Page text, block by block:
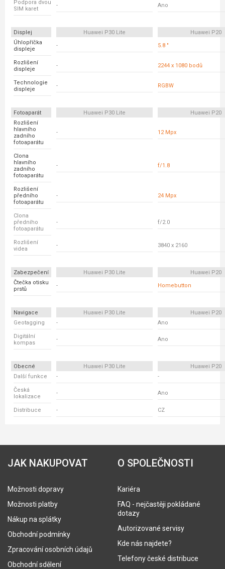
Podpora dvou
SIM karet
- Ano
Displej Huawei P30 Lite
Huawei P20
Úhlopříčka
displeje
- 5.8 "
Rozlišení
displeje
- 2244 x 1080 bodů
Technologie
displeje
- RGBW
Fotoaparát Huawei P30 Lite
Huawei P20
Rozlišení
hlavního
zadního
fotoaparátu
- 12 Mpx
Clona
hlavního
zadního
fotoaparátu
- f/1.8
Rozlišení
předního
fotoaparátu
- 24 Mpx
Clona
předního
fotoaparátu
- f/2.0
Rozlišení
videa
- 3840 x 2160
Zabezpečení Huawei P30 Lite
Huawei P20
Čtečka otisku
prstů
- Homebutton
Navigace Huawei P30 Lite
Huawei P20
Geotagging
- Ano
Digitální
kompas
- Ano
Obecné Huawei P30 Lite
Huawei P20
Další funkce
- -
Česká
lokalizace
- Ano
Distribuce - CZ
JAK NAKUPOVAT
Možnosti dopravy
Možnosti platby
Nákup na splátky
Obchodní podmínky
Zpracování osobních údajů
Obchodní sdělení
O SPOLEČNOSTI
Kariéra
FAQ - nejčastěji pokládané
dotazy
Autorizované servisy
Kde nás najdete?
Telefony české distribuce